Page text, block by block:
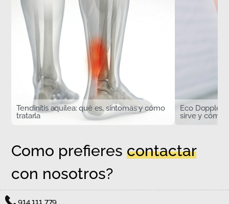
Tendinitis aquílea: qué es, síntomas y cómo
tratarla
Eco Doppler
sirve y cómo
Como prefierescontactar
con nosotros?
914 111 779